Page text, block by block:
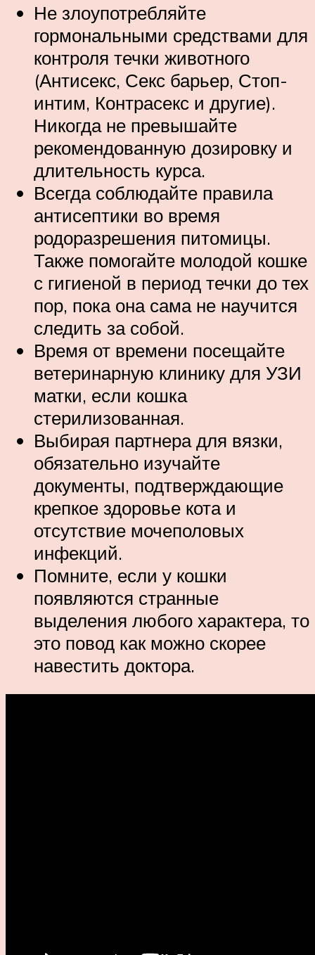
Не злоупотребляйте
гормональными средствами для
контроля течки животного
(Антисекс, Секс барьер, Стоп-
интим, Контрасекс и другие).
Никогда не превышайте
рекомендованную дозировку и
длительность курса.
Всегда соблюдайте правила
антисептики во время
родоразрешения питомицы.
Также помогайте молодой кошке
с гигиеной в период течки до тех
пор, пока она сама не научится
следить за собой.
Время от времени посещайте
ветеринарную клинику для УЗИ
матки, если кошка
стерилизованная.
Выбирая партнера для вязки,
обязательно изучайте
документы, подтверждающие
крепкое здоровье кота и
отсутствие мочеполовых
инфекций.
Помните, если у кошки
появляются странные
выделения любого характера, то
это повод как можно скорее
навестить доктора.